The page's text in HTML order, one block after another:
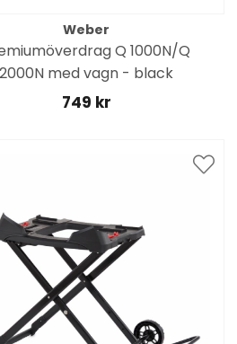
Weber
Q 1000N/Q
2000N med vagn - black
749 kr